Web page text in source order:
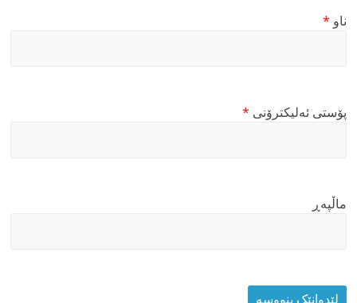
ناو *
پۆستی ئەلیکترۆنی *
ماڵپه‌ڕ